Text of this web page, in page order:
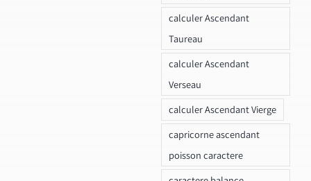
calculer Ascendant
Taureau
calculer Ascendant
Verseau
calculer Ascendant Vierge
capricorne ascendant
poisson caractere